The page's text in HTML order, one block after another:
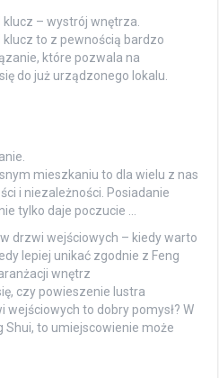
klucz – wystrój wnętrza.
klucz to z pewnością bardzo
które pozwala na
do już urządzonego lokalu.
mieszkaniu to dla wielu z nas
i niezależności. Posiadanie
tylko daje poczucie …
drzwi wejściowych – kiedy warto
lepiej unikać zgodnie z Feng
wnętrz
czy powieszenie lustra
wejściowych to dobry pomysł? W
Shui, to umiejscowienie może